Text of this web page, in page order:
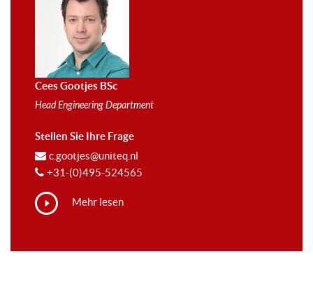
Cees Gootjes BSc
Head Engineering Department
Stellen Sie Ihre Frage
c.gootjes@uniteq.nl
+31-(0)495-524565
Mehr lesen